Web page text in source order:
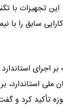
تجهیزات با
سابق را با
بر اجرای
ملی استاندارد،
تأکید کرد و